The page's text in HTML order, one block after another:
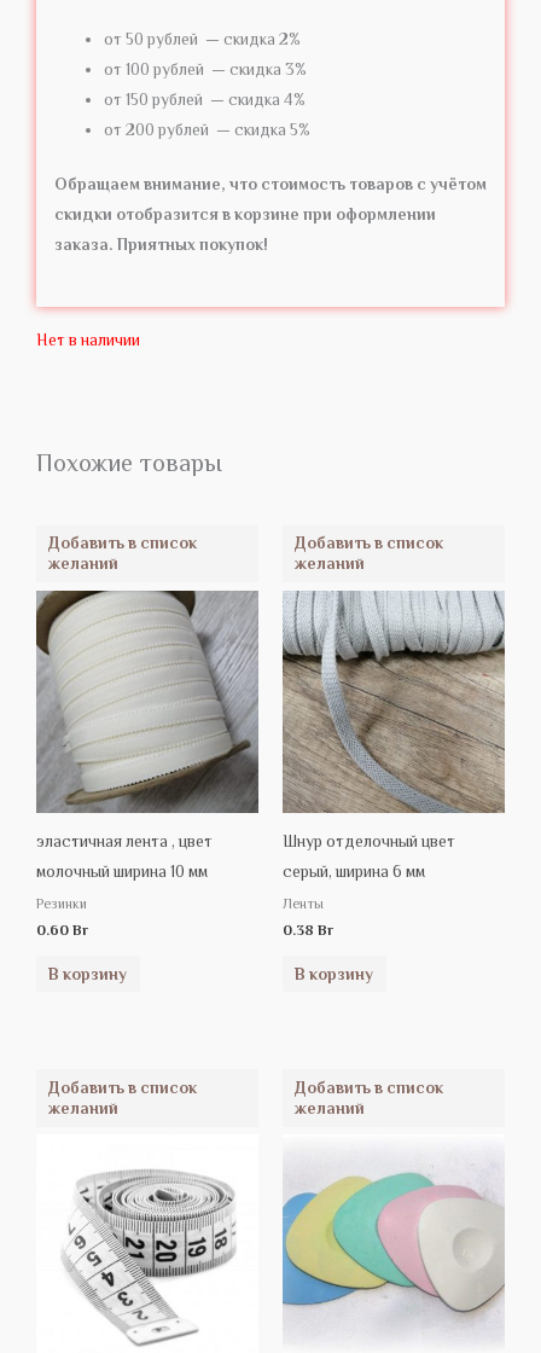
от 50 рублей — скидка 2%
от 100 рублей — скидка 3%
от 150 рублей — скидка 4%
от 200 рублей — скидка 5%
Обращаем внимание, что стоимость товаров с учётом
скидки отобразится в корзине при оформлении
заказа. Приятных покупок!
Нет в наличии
Похожие товары
Добавить в список
желаний
эластичная лента , цвет
молочный ширина 10 мм
Резинки
0.60 Br
В корзину
Добавить в список
желаний
Шнур отделочный цвет
серый, ширина 6 мм
Ленты
0.38 Br
В корзину
Добавить в список
желаний
Добавить в список
желаний